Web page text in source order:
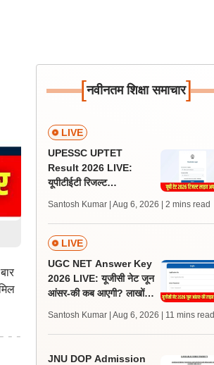
[नवीनतम शिक्षा समाचार]
LIVE
UPESSC UPTET
Result 2026 LIVE:
यूपीटीईटी रिजल्ट
जल्द, जानें लेटेस्ट अपडेट,
पासिंग मार्क्स
Santosh Kumar | Aug 6, 2026 | 2 mins read
LIVE
UGC NET Answer Key
2026 LIVE: यूजीसी नेट जून
आंसर-की कब आएगी? लाखों
Santosh Kumar | Aug 6, 2026 | 11 mins read
JNU DOP Admission